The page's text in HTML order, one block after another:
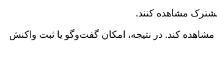
کند. در نتیجه، امکان گفت‌وگو یا ثبت واکنش